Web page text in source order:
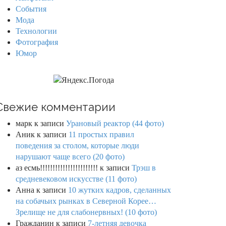
События
Мода
Технологии
Фотография
Юмор
комментарии
марк к записи Урановый реактор (44 фото)
Аник к записи 11 простых правил
поведения за столом, которые люди
нарушают чаще всего (20 фото)
аз есмь!!!!!!!!!!!!!!!!!!!!!!! к записи Трэш в
средневековом искусстве (11 фото)
Анна к записи 10 жутких кадров, сделанных
на собачьих рынках в Северной Корее…
Зрелище не для слабонервных! (10 фото)
Гражданин к записи 7-летняя девочка